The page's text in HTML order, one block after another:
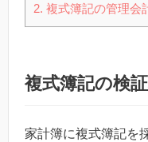
2. 複式簿記の管理会
複式簿記の検
家計簿に複式簿記を